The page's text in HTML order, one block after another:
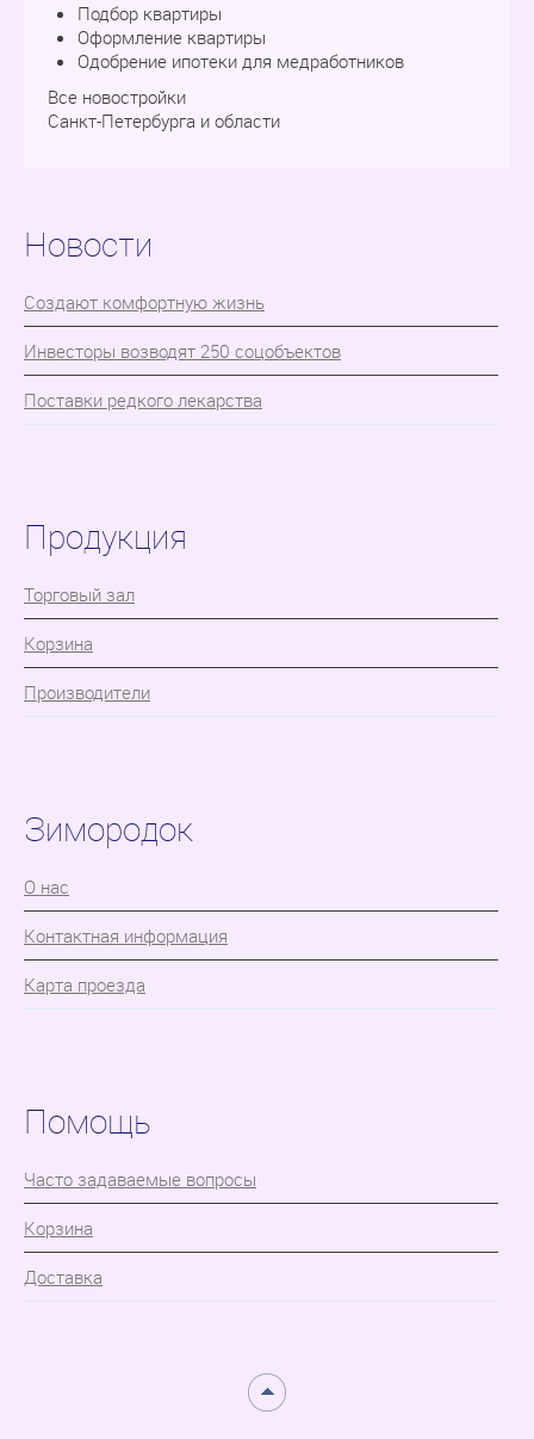
Подбор квартиры
Оформление квартиры
Одобрение ипотеки для медработников
Все новостройки
Санкт-Петербурга и области
Новости
Cоздают комфортную жизнь
Инвесторы возводят 250 соцобъектов
Поставки редкого лекарства
Продукция
Торговый зал
Корзина
Производители
Зимородок
О нас
Контактная информация
Карта проезда
Помощь
Часто задаваемые вопросы
Корзина
Доставка